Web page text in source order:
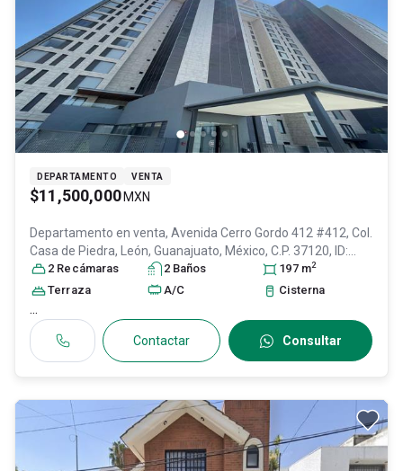
DEPARTAMENTO VENTA
$11,500,000 MXN
Departamento en venta, Avenida Cerro Gordo 412 #412, Col.
Casa de Piedra,
León, Guanajuato, México, C.P. 37120, ID:
28029918
2 Recámaras 2 Baños 197 m2
Terraza A/C Cisterna
...
Contactar Consultar